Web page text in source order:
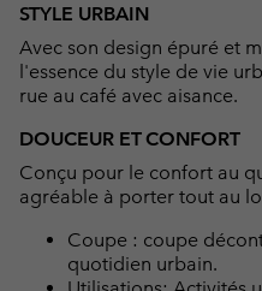
STYLE URBAIN
Avec son design épuré et
l'essence du style de vie
rue au café avec aisance.
DOUCEUR ET CONFORT
Conçu pour le confort au
agréable à porter tout au
Coupe : coupe
quotidien urbain.